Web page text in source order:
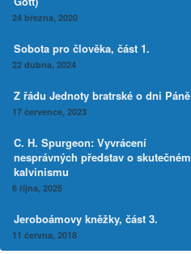
24 března, 2020
Sobota pro člověka, část 1.
22 dubna, 2024
Z řádu Jednoty bratrské o dni Páně
17 července, 2023
C. H. Spurgeon: Vyvrácení
nesprávných představ o skutečném
kalvinismu
6 října, 2025
Jeroboámovy kněžky, část 3.
11 června, 2018